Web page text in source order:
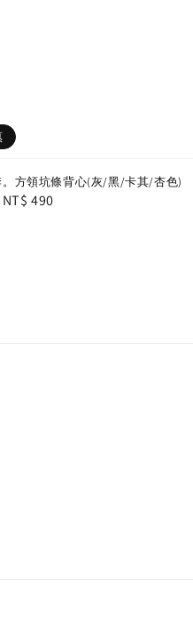
。方領坑條背心(灰/黑/卡其/杏色)
Sale
NT$ 490